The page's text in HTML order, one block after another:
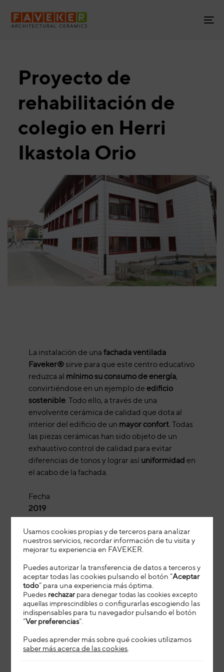
links
to
primary
content
Proyecto de
rehabilitación de
colegio en Herri
Ikastola Orio
La instalación de una fachada ventilada
Faveker®sirve para que este centro educativo
reduzca al mínimo su consumo de energía,
convirtiéndose en un ejemplo de edificio
sostenible. Todo ello, a través de una
envolvente cerámica de calidad que dota al
interior del edificio de un mayor confort. Todas
las piezas cerámicas han sido objeto de un
exhaustivo control de calidad para evitar
diferencias de tonos y lograr así uniformidad en
el acabo de la fachada.
Fecha
2019
Ubicación
Guipúzcoa
Material
GA20
Color
Blanco
Sistema de fijación
FTS 502 B
Arquitecto
EARKI Arkitektoak
Constructora
IGEZ
Usamos cookies propias y de terceros para analizar
nuestros servicios, recordar información de tu visita y
mejorar tu experiencia en FAVEKER.
Puedes autorizar la transferencia de datos a terceros y
aceptar todas las cookies pulsando el botón “Aceptar
todo” para una experiencia más óptima.
Puedes rechazarpara denegar todas las cookies excepto
aquellas imprescindibleso configurarlas escogiendo las
indispensables para tu navegador pulsando el botón
“Ver preferencias”.
Puedes aprender más sobre qué cookies utilizamos
saber más acerca de las cookies.